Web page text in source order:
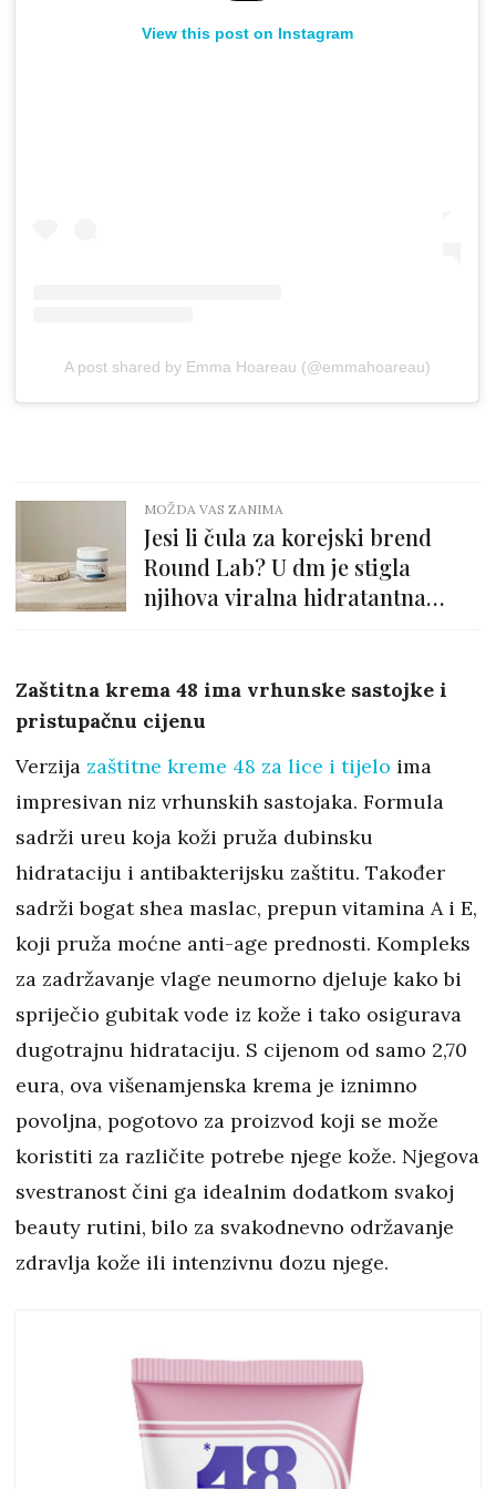
View this post on Instagram
A post shared by Emma Hoareau (@emmahoareau)
MOŽDA VAS ZANIMA
Jesi li čula za korejski brend
Round Lab? U dm je stigla
njihova viralna hidratantna
Zaštitna krema 48 ima vrhunske sastojke i
pristupačnu cijenu
Verzija zaštitne kreme 48 za lice i tijelo ima
impresivan niz vrhunskih sastojaka. Formula
sadrži ureu koja koži pruža dubinsku
hidrataciju i antibakterijsku zaštitu. Također
sadrži bogat shea maslac, prepun vitamina A i E,
koji pruža moćne anti-age prednosti. Kompleks
za zadržavanje vlage neumorno djeluje kako bi
spriječio gubitak vode iz kože i tako osigurava
dugotrajnu hidrataciju. S cijenom od samo 2,70
eura, ova višenamjenska krema je iznimno
povoljna, pogotovo za proizvod koji se može
koristiti za različite potrebe njege kože. Njegova
svestranost čini ga idealnim dodatkom svakoj
beauty rutini, bilo za svakodnevno održavanje
zdravlja kože ili intenzivnu dozu njege.